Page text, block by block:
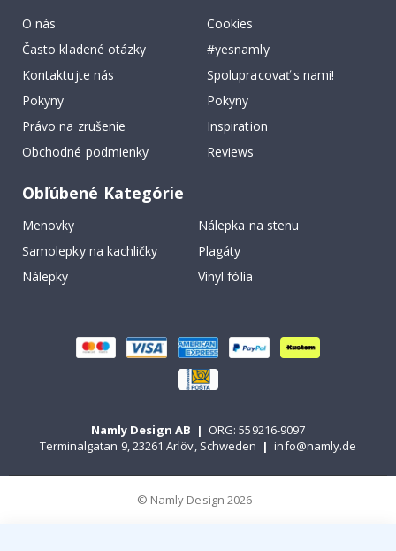
O nás
Často kladené otázky
Kontaktujte nás
Pokyny
Právo na zrušenie
Obchodné podmienky
Cookies
#yesnamly
Spolupracovať s nami!
Pokyny
Inspiration
Reviews
Obľúbené Kategórie
Menovky
Nálepka na stenu
Samolepky na kachličky
Plagáty
Nálepky
Vinyl fólia
Namly Design AB | ORG: 559216-9097
Terminalgatan 9, 23261 Arlöv, Schweden | info@namly.de
© Namly Design 2026